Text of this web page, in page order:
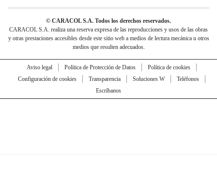
© CARACOL S.A. Todos los derechos reservados.
CARACOL S.A. realiza una reserva expresa de las reproducciones y usos de las obras
y otras prestaciones accesibles desde este sitio web a medios de lectura mecánica u otros
medios que resulten adecuados.
Aviso legal Política de Protección de Datos
Política de cookies
Configuración de cookies
Transparencia Soluciones W
Teléfonos
Escríbanos